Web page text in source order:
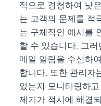
적으로 경청하여 낮
는 고객의 문제를 적
는 구체적인 예시를
할 수 있습니다. 그러
메일 알림을 수신하
합니다. 또한 관리자
었는지 모니터링하
제기가 적시에 해결